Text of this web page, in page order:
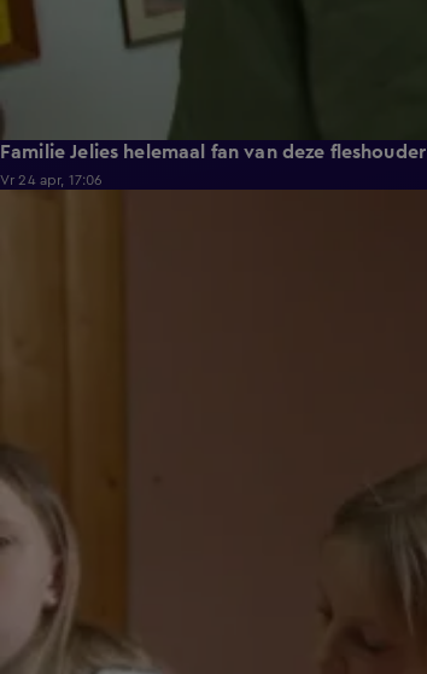
Familie Jelies helemaal fan van deze fleshouder
Vr 24 apr, 17:06